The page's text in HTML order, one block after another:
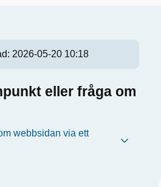
2026-05-20 10:18
eller fråga om
webbsidan via ett